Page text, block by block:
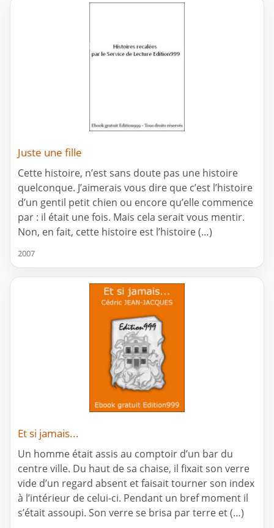
Juste une fille
Cette histoire, n’est sans doute pas une histoire
quelconque. J’aimerais vous dire que c’est l’histoire
d’un gentil petit chien ou encore qu’elle commence
par : il était une fois. Mais cela serait vous mentir.
Non, en fait, cette histoire est l’histoire (…)
2007
Et si jamais...
Un homme était assis au comptoir d’un bar du
centre ville. Du haut de sa chaise, il fixait son verre
vide d’un regard absent et faisait tourner son index
à l’intérieur de celui-ci. Pendant un bref moment il
s’était assoupi. Son verre se brisa par terre et (…)